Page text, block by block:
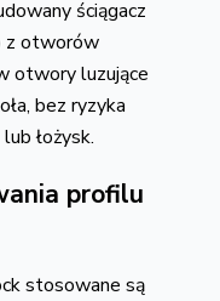
ściągacz
z otworów
otwory luzujące
bez ryzyka
łożysk.
profilu
stosowane są